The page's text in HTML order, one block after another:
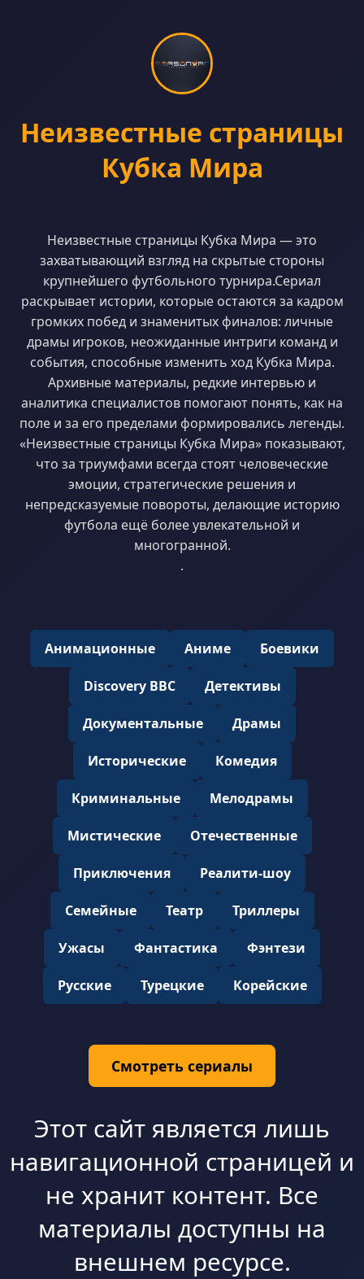
Неизвестные страницы
Кубка Мира
Неизвестные страницы Кубка Мира — это
захватывающий взгляд на скрытые стороны
крупнейшего футбольного турнира.Сериал
раскрывает истории, которые остаются за кадром
громких побед и знаменитых финалов: личные
драмы игроков, неожиданные интриги команд и
события, способные изменить ход Кубка Мира.
Архивные материалы, редкие интервью и
аналитика специалистов помогают понять, как на
поле и за его пределами формировались легенды.
«Неизвестные страницы Кубка Мира» показывают,
что за триумфами всегда стоят человеческие
эмоции, стратегические решения и
непредсказуемые повороты, делающие историю
футбола ещё более увлекательной и
многогранной.
.
Анимационные Аниме Боевики
Discovery BBC Детективы
Документальные Драмы
Исторические Комедия
Криминальные Мелодрамы
Мистические Отечественные
Приключения Реалити-шоу
Семейные Театр Триллеры
Ужасы Фантастика Фэнтези
Русские Турецкие Корейские
Смотреть сериалы
Этот сайт является лишь
навигационной страницей и
не хранит контент. Все
материалы доступны на
внешнем ресурсе.